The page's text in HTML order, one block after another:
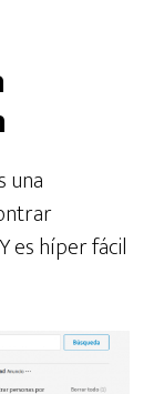
una
es híper fácil